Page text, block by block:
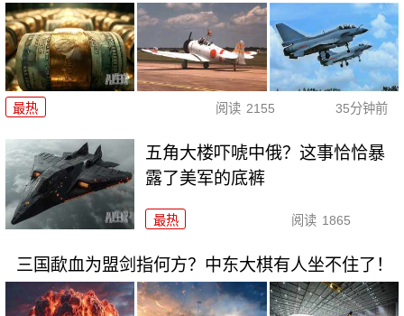
最热 阅读 2155 35分钟前
五角大楼吓唬中俄？这事恰恰暴
露了美军的底裤
最热 阅读 1865
三国歃血为盟剑指何方？中东大棋有人坐不住了！